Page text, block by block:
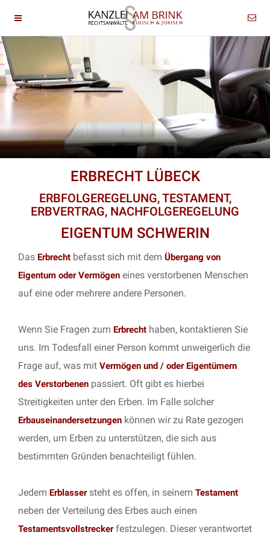
ERBRECHT LÜBECK
ERBFOLGEREGELUNG, TESTAMENT,
ERBVERTRAG, NACHFOLGEREGELUNG
EIGENTUM SCHWERIN
Das Erbrecht befasst sich mit dem Übergang von
Eigentum oder Vermögen eines verstorbenen Menschen
auf eine oder mehrere andere Personen.
Wenn Sie Fragen zum Erbrecht haben, kontaktieren Sie
uns. Im Todesfall einer Person kommt unweigerlich die
Frage auf, was mit Vermögen und / oder Eigentümern
des Verstorbenen passiert. Oft gibt es hierbei
Streitigkeiten unter den Erben. Im Falle solcher
Erbauseinandersetzungen können wir zu Rate gezogen
werden, um Erben zu unterstützen, die sich aus
bestimmten Gründen benachteiligt fühlen.
Jedem Erblassersteht es offen, in seinem Testament
neben der Verteilung des Erbes auch einen
Testamentsvollstreckerfestzulegen. Dieser verantwortet